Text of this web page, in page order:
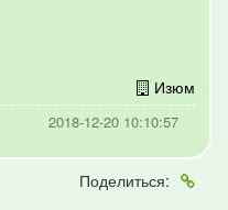
Изюм
2018-12-20 10:10:57
Поделиться: